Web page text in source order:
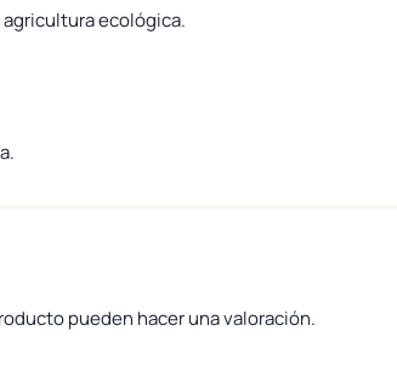
ecológica.
pueden hacer una valoración.